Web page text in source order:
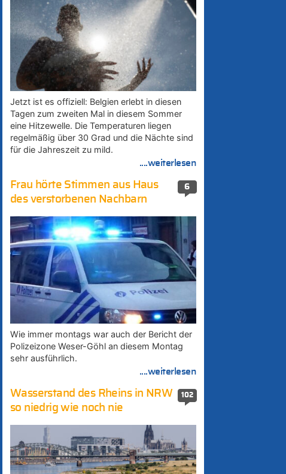
Jetzt ist es offiziell: Belgien erlebt in diesen
Tagen zum zweiten Mal in diesem Sommer
eine Hitzewelle. Die Temperaturen liegen
regelmäßig über 30 Grad und die Nächte sind
für die Jahreszeit zu mild.
....weiterlesen
6
Frau hörte Stimmen aus Haus
des verstorbenen Nachbarn
Wie immer montags war auch der Bericht der
Polizeizone Weser-Göhl an diesem Montag
sehr ausführlich.
....weiterlesen
102
Wasserstand des Rheins in NRW
so niedrig wie noch nie